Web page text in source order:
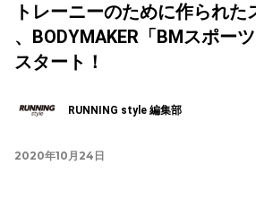
トレーニーのために作られた
、BODYMAKER「BMスポー
スタート！
RUNNING style 編集部
2020年10月24日